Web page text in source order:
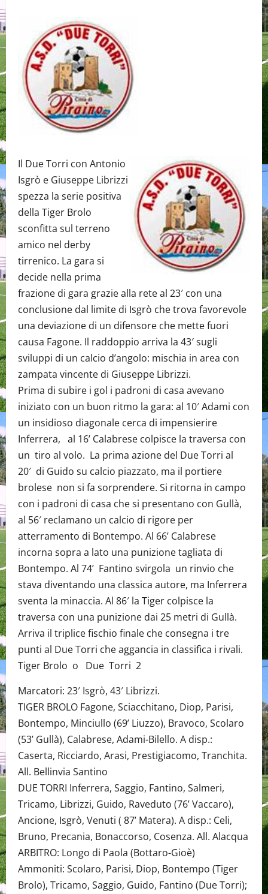
Il Due Torri con Antonio
Isgrò e Giuseppe Librizzi
spezza la serie positiva
della Tiger Brolo
sconfitta sul terreno
amico nel derby
tirrenico. La gara si
decide nella prima
frazione di gara grazie alla rete al 23′ con una
conclusione dal limite di Isgrò che trova favorevole
una deviazione di un difensore che mette fuori
causa Fagone. Il raddoppio arriva la 43′ sugli
sviluppi di un calcio d’angolo: mischia in area con
zampata vincente di Giuseppe Librizzi.
Prima di subire i gol i padroni di casa avevano
iniziato con un buon ritmo la gara: al 10′ Adami con
un insidioso diagonale cerca di impensierire
Inferrera, al 16’ Calabrese colpisce la traversa con
un tiro al volo. La prima azione del Due Torri al
20′ di Guido su calcio piazzato, ma il portiere
brolese non si fa sorprendere. Si ritorna in campo
con i padroni di casa che si presentano con Gullà,
al 56′ reclamano un calcio di rigore per
atterramento di Bontempo. Al 66’ Calabrese
incorna sopra a lato una punizione tagliata di
Bontempo. Al 74’ Fantino svirgola un rinvio che
stava diventando una classica autore, ma Inferrera
sventa la minaccia. Al 86′ la Tiger colpisce la
traversa con una punizione dai 25 metri di Gullà.
Arriva il triplice fischio finale che consegna i tre
punti al Due Torri che aggancia in classifica i rivali.
Tiger Brolo o Due Torri 2
Marcatori: 23′ Isgrò, 43′ Librizzi.
TIGER BROLO Fagone, Sciacchitano, Diop, Parisi,
Bontempo, Minciullo (69’ Liuzzo), Bravoco, Scolaro
(53’ Gullà), Calabrese, Adami-Bilello. A disp.:
Caserta, Ricciardo, Arasi, Prestigiacomo, Tranchita.
All. Bellinvia Santino
DUE TORRI Inferrera, Saggio, Fantino, Salmeri,
Tricamo, Librizzi, Guido, Raveduto (76’ Vaccaro),
Ancione, Isgrò, Venuti ( 87’ Matera). A disp.: Celi,
Bruno, Precania, Bonaccorso, Cosenza. All. Alacqua
ARBITRO: Longo di Paola (Bottaro-Gioè)
Ammoniti: Scolaro, Parisi, Diop, Bontempo (Tiger
Brolo), Tricamo, Saggio, Guido, Fantino (Due Torri);